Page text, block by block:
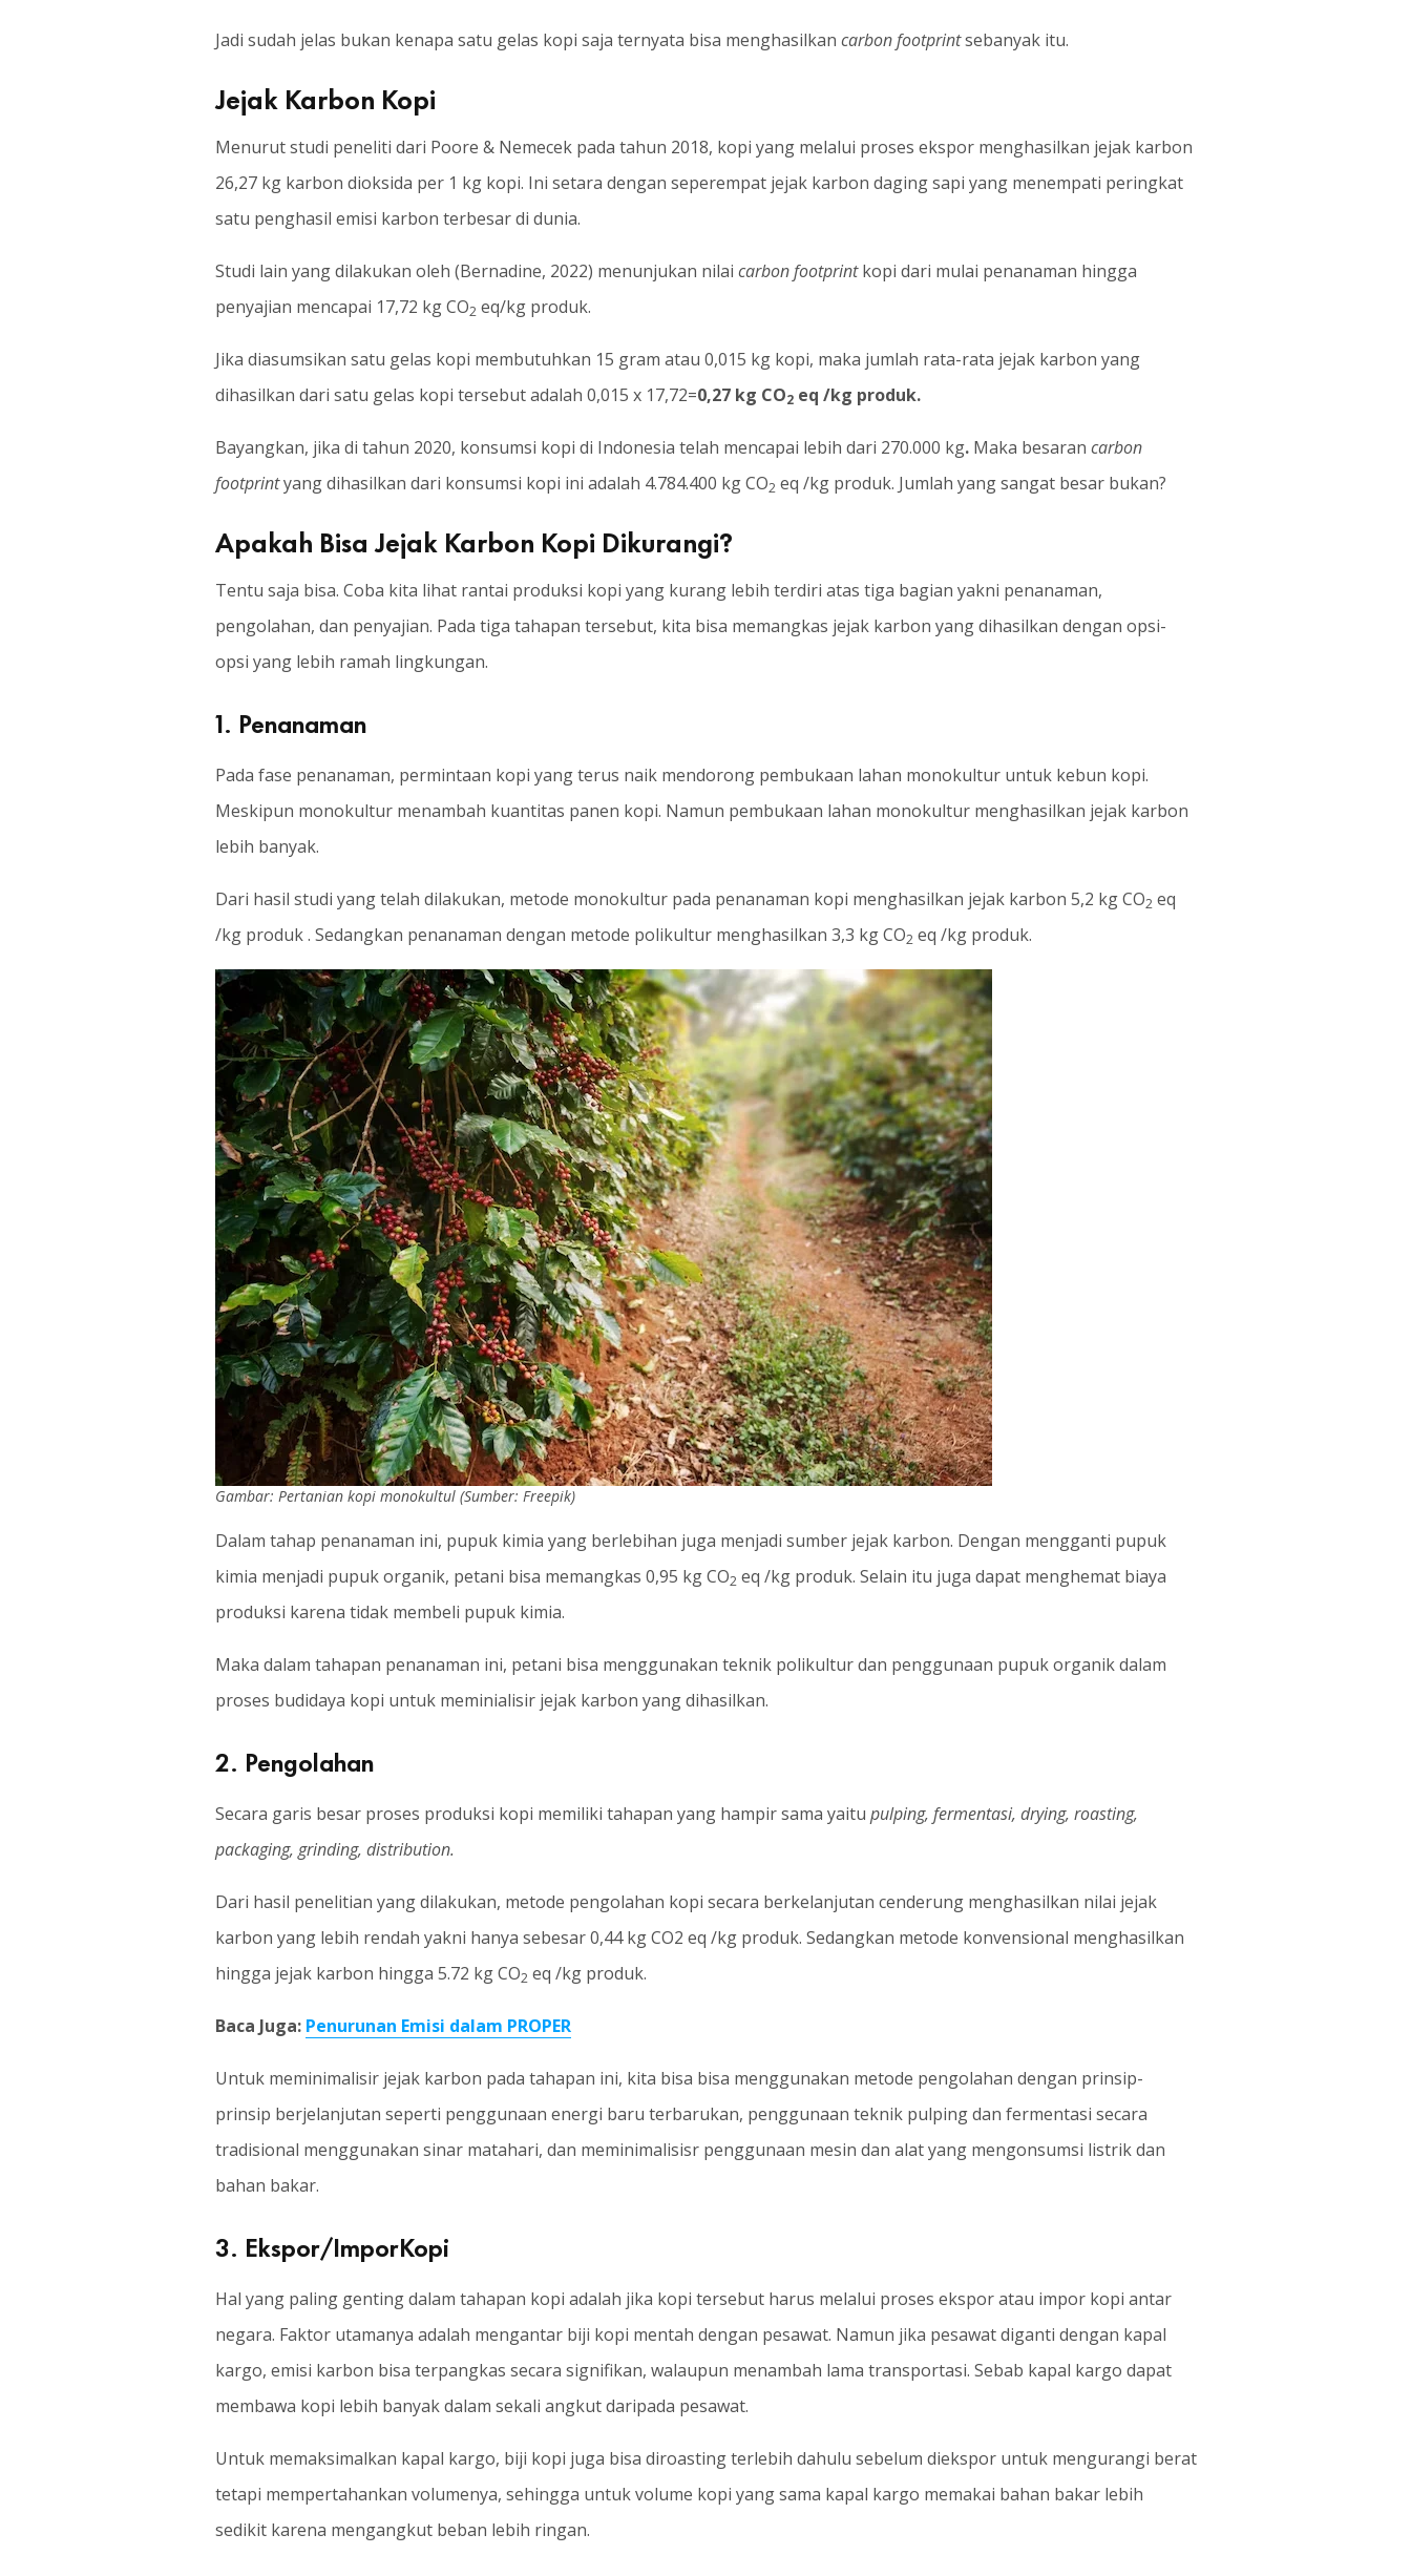
Jadi sudah jelas bukan kenapa satu gelas kopi saja ternyata bisa menghasilkan carbon footprintsebanyak itu.
Jejak Karbon Kopi
Menurut studi peneliti dari Poore & Nemecek pada tahun 2018, kopi yang melalui proses ekspor menghasilkan jejak karbon
26,27 kg karbon dioksida per 1 kg kopi. Ini setara dengan seperempat jejak karbon daging sapi yang menempati peringkat
satu penghasil emisi karbon terbesar di dunia.
Studi lain yang dilakukan oleh (Bernadine, 2022) menunjukan nilai carbon footprintkopi dari mulai penanaman hingga
penyajian mencapai 17,72 kg CO2 eq/kg produk.
Jika diasumsikan satu gelas kopi membutuhkan 15 gram atau 0,015 kg kopi, maka jumlah rata-rata jejak karbon yang
dihasilkan dari satu gelas kopi tersebut adalah 0,015 x 17,72=0,27 kg CO2eq /kg produk.
Bayangkan, jika di tahun 2020, konsumsi kopi di Indonesia telah mencapai lebih dari 270.000 kg. Maka besaran carbon
footprintyang dihasilkan dari konsumsi kopi ini adalah 4.784.400 kg CO2 eq /kg produk. Jumlah yang sangat besar bukan?
Apakah Bisa Jejak Karbon Kopi Dikurangi?
Tentu saja bisa. Coba kita lihat rantai produksi kopi yang kurang lebih terdiri atas tiga bagian yakni penanaman,
pengolahan, dan penyajian. Pada tiga tahapan tersebut, kita bisa memangkas jejak karbon yang dihasilkan dengan opsi-
opsi yang lebih ramah lingkungan.
1. Penanaman
Pada fase penanaman, permintaan kopi yang terus naik mendorong pembukaan lahan monokultur untuk kebun kopi.
Meskipun monokultur menambah kuantitas panen kopi. Namun pembukaan lahan monokultur menghasilkan jejak karbon
lebih banyak.
Dari hasil studi yang telah dilakukan, metode monokultur pada penanaman kopi menghasilkan jejak karbon 5,2 kg CO2 eq
/kg produk . Sedangkan penanaman dengan metode polikultur menghasilkan 3,3 kg CO2 eq /kg produk.
Gambar: Pertanian kopi monokultul (Sumber: Freepik)
Dalam tahap penanaman ini, pupuk kimia yang berlebihan juga menjadi sumber jejak karbon. Dengan mengganti pupuk
kimia menjadi pupuk organik, petani bisa memangkas 0,95 kg CO2 eq /kg produk. Selain itu juga dapat menghemat biaya
produksi karena tidak membeli pupuk kimia.
Maka dalam tahapan penanaman ini, petani bisa menggunakan teknik polikultur dan penggunaan pupuk organik dalam
proses budidaya kopi untuk meminialisir jejak karbon yang dihasilkan.
2. Pengolahan
Secara garis besar proses produksi kopi memiliki tahapan yang hampir sama yaitu pulping, fermentasi, drying, roasting,
packaging, grinding, distribution.
Dari hasil penelitian yang dilakukan, metode pengolahan kopi secara berkelanjutan cenderung menghasilkan nilai jejak
karbon yang lebih rendah yakni hanya sebesar 0,44 kg CO2 eq /kg produk. Sedangkan metode konvensional menghasilkan
hingga jejak karbon hingga 5.72 kg CO2 eq /kg produk.
Baca Juga: Penurunan Emisi dalam PROPER
Untuk meminimalisir jejak karbon pada tahapan ini, kita bisa bisa menggunakan metode pengolahan dengan prinsip-
prinsip berjelanjutan seperti penggunaan energi baru terbarukan, penggunaan teknik pulping dan fermentasi secara
tradisional menggunakan sinar matahari, dan meminimalisisr penggunaan mesin dan alat yang mengonsumsi listrik dan
bahan bakar.
3. Ekspor/ImporKopi
Hal yang paling genting dalam tahapan kopi adalah jika kopi tersebut harus melalui proses ekspor atau impor kopi antar
negara. Faktor utamanya adalah mengantar biji kopi mentah dengan pesawat. Namun jika pesawat diganti dengan kapal
kargo, emisi karbon bisa terpangkas secara signifikan, walaupun menambah lama transportasi. Sebab kapal kargo dapat
membawa kopi lebih banyak dalam sekali angkut daripada pesawat.
Untuk memaksimalkan kapal kargo, biji kopi juga bisa diroasting terlebih dahulu sebelum diekspor untuk mengurangi berat
tetapi mempertahankan volumenya, sehingga untuk volume kopi yang sama kapal kargo memakai bahan bakar lebih
sedikit karena mengangkut beban lebih ringan.